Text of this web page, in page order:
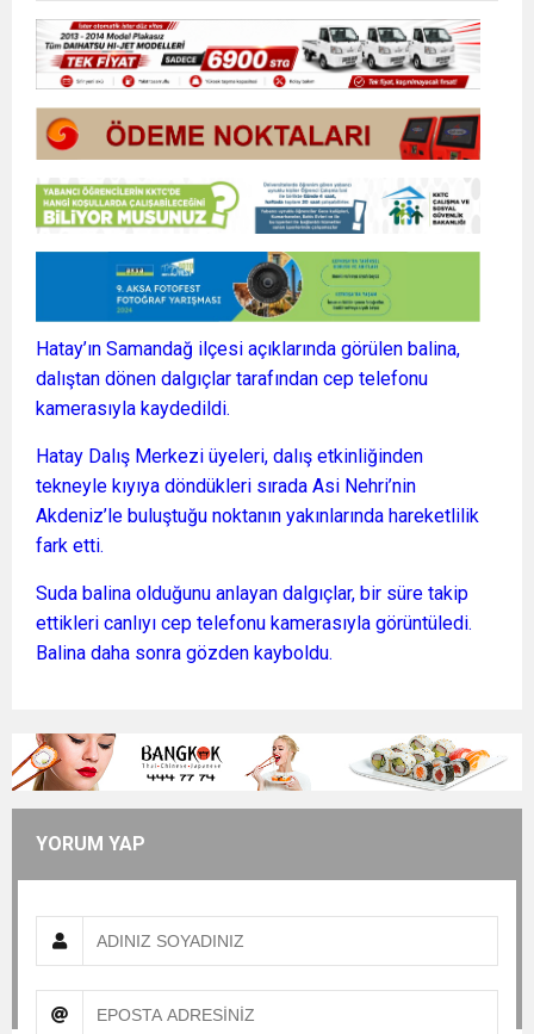
Hatay’ın Samandağ ilçesi açıklarında görülen balina,
dalıştan dönen dalgıçlar tarafından cep telefonu
kamerasıyla kaydedildi.
Hatay Dalış Merkezi üyeleri, dalış etkinliğinden
tekneyle kıyıya döndükleri sırada Asi Nehri’nin
Akdeniz’le buluştuğu noktanın yakınlarında hareketlilik
fark etti.
Suda balina olduğunu anlayan dalgıçlar, bir süre takip
ettikleri canlıyı cep telefonu kamerasıyla görüntüledi.
Balina daha sonra gözden kayboldu.
YORUM YAP